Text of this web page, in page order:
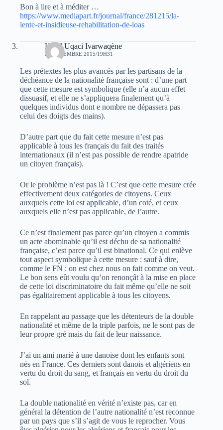
Bon à lire et à méditer …
https://www.mediapart.fr/journal/france/281215/la-
lente-et-insidieuse-rehabilitation-de-loas
Hend Uqaci Ivarwaqène
29 DÉCEMBRE 2015/19H31
Les prétextes les plus avancés par les partisans de la
déchéance de la nationalité française sont : d’une part
que cette mesure est symbolique (elle n’a aucun effet
dissuasif, et elle ne s’appliquera finalement qu’à
quelques individus dont e nombre ne dépassera pas
celui des doigts des mains).
D’autre part que du fait cette mesure n’est pas
applicable à tous les français du fait des traités
internationaux (il n’est pas possible de rendre apatride
un citoyen français).
Or le problème n’est pas là ! C’est que cette mesure crée
effectivement deux catégories de citoyens. Ceux
auxquels cette loi est applicable, d’un coté, et ceux
auxquels elle n’est pas applicable, de l’autre.
Ce n’est finalement pas parce qu’un citoyen a commis
un acte abominable qu’il est déchu de sa nationalité
française, c’est parce qu’il est binational. Ce qui enlève
tout aspect symbolique à cette mesure : sauf à dire,
comme le FN : on est chez nous on fait comme on veut.
Le bon sens eût voulu qu’on renonçât à la mise en place
de cette loi discriminatoire du fait même qu’elle ne soit
pas égalitairement applicable à tous les citoyens.
En rappelant au passage que les détenteurs de la double
nationalité et même de la triple parfois, ne le sont pas de
leur propre gré mais du fait de leur naissance.
J’ai un ami marié à une danoise dont les enfants sont
nés en France. Ces derniers sont danois et algériens en
vertu du droit du sang, et français en vertu du droit du
sol.
La double nationalité en vérité n’existe pas, car en
général la détention de l’autre nationalité n’est reconnue
par un pays que s’il s’agit de vous le reprocher. Vous